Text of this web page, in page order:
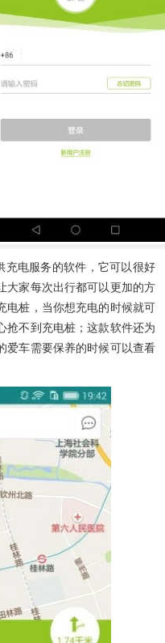
充电服务的软件，它可以很好
大家每次出行都可以更加的方
电桩，当你想充电的时候就可
抢不到充电桩；这款软件还为
爱车需要保养的时候可以查看